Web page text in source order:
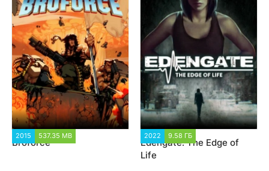
2015 537.35 MB
Broforce
2022 9.58 ГБ
Edengate: The Edge of
Life